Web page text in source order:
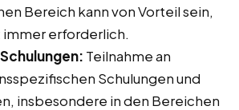
Bereich kann von Vorteil sein,
immer erforderlich.
Teilnahme an
Schulungen und
insbesondere in den Bereichen